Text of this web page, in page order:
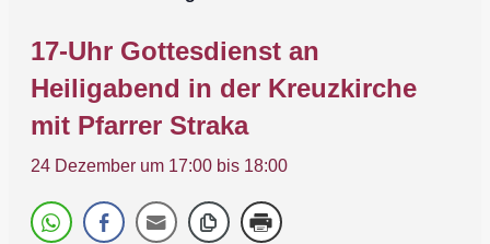
17-Uhr Gottesdienst an
Heiligabend in der Kreuzkirche
mit Pfarrer Straka
24 Dezember um 17:00 bis 18:00